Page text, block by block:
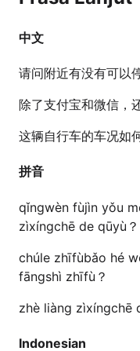
中文
请问附近有没有可以
除了支付宝和微信，
这辆自行车的车况如
拼音
qǐngwèn fùjìn yǒu
zìxíngchē de qūyù？
chúle zhīfùbǎo hé
fāngshì zhīfù？
zhè liàng zìxíngchē
Indonesian